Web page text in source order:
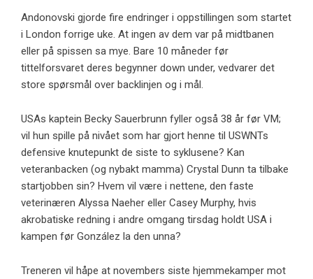
Andonovski gjorde fire endringer i oppstillingen som startet
i London forrige uke. At ingen av dem var på midtbanen
eller på spissen sa mye. Bare 10 måneder før
tittelforsvaret deres begynner down under, vedvarer det
store spørsmål over backlinjen og i mål.
USAs kaptein Becky Sauerbrunn fyller også 38 år før VM;
vil hun spille på nivået som har gjort henne til USWNTs
defensive knutepunkt de siste to syklusene? Kan
veteranbacken (og nybakt mamma) Crystal Dunn ta tilbake
startjobben sin? Hvem vil være i nettene, den faste
veterinæren Alyssa Naeher eller Casey Murphy, hvis
akrobatiske redning i andre omgang tirsdag holdt USA i
kampen før González la den unna?
Treneren vil håpe at novembers siste hjemmekamper mot